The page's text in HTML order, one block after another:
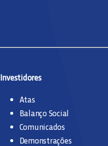
Investidores
Atas
Balanço Social
Comunicados
Demonstrações